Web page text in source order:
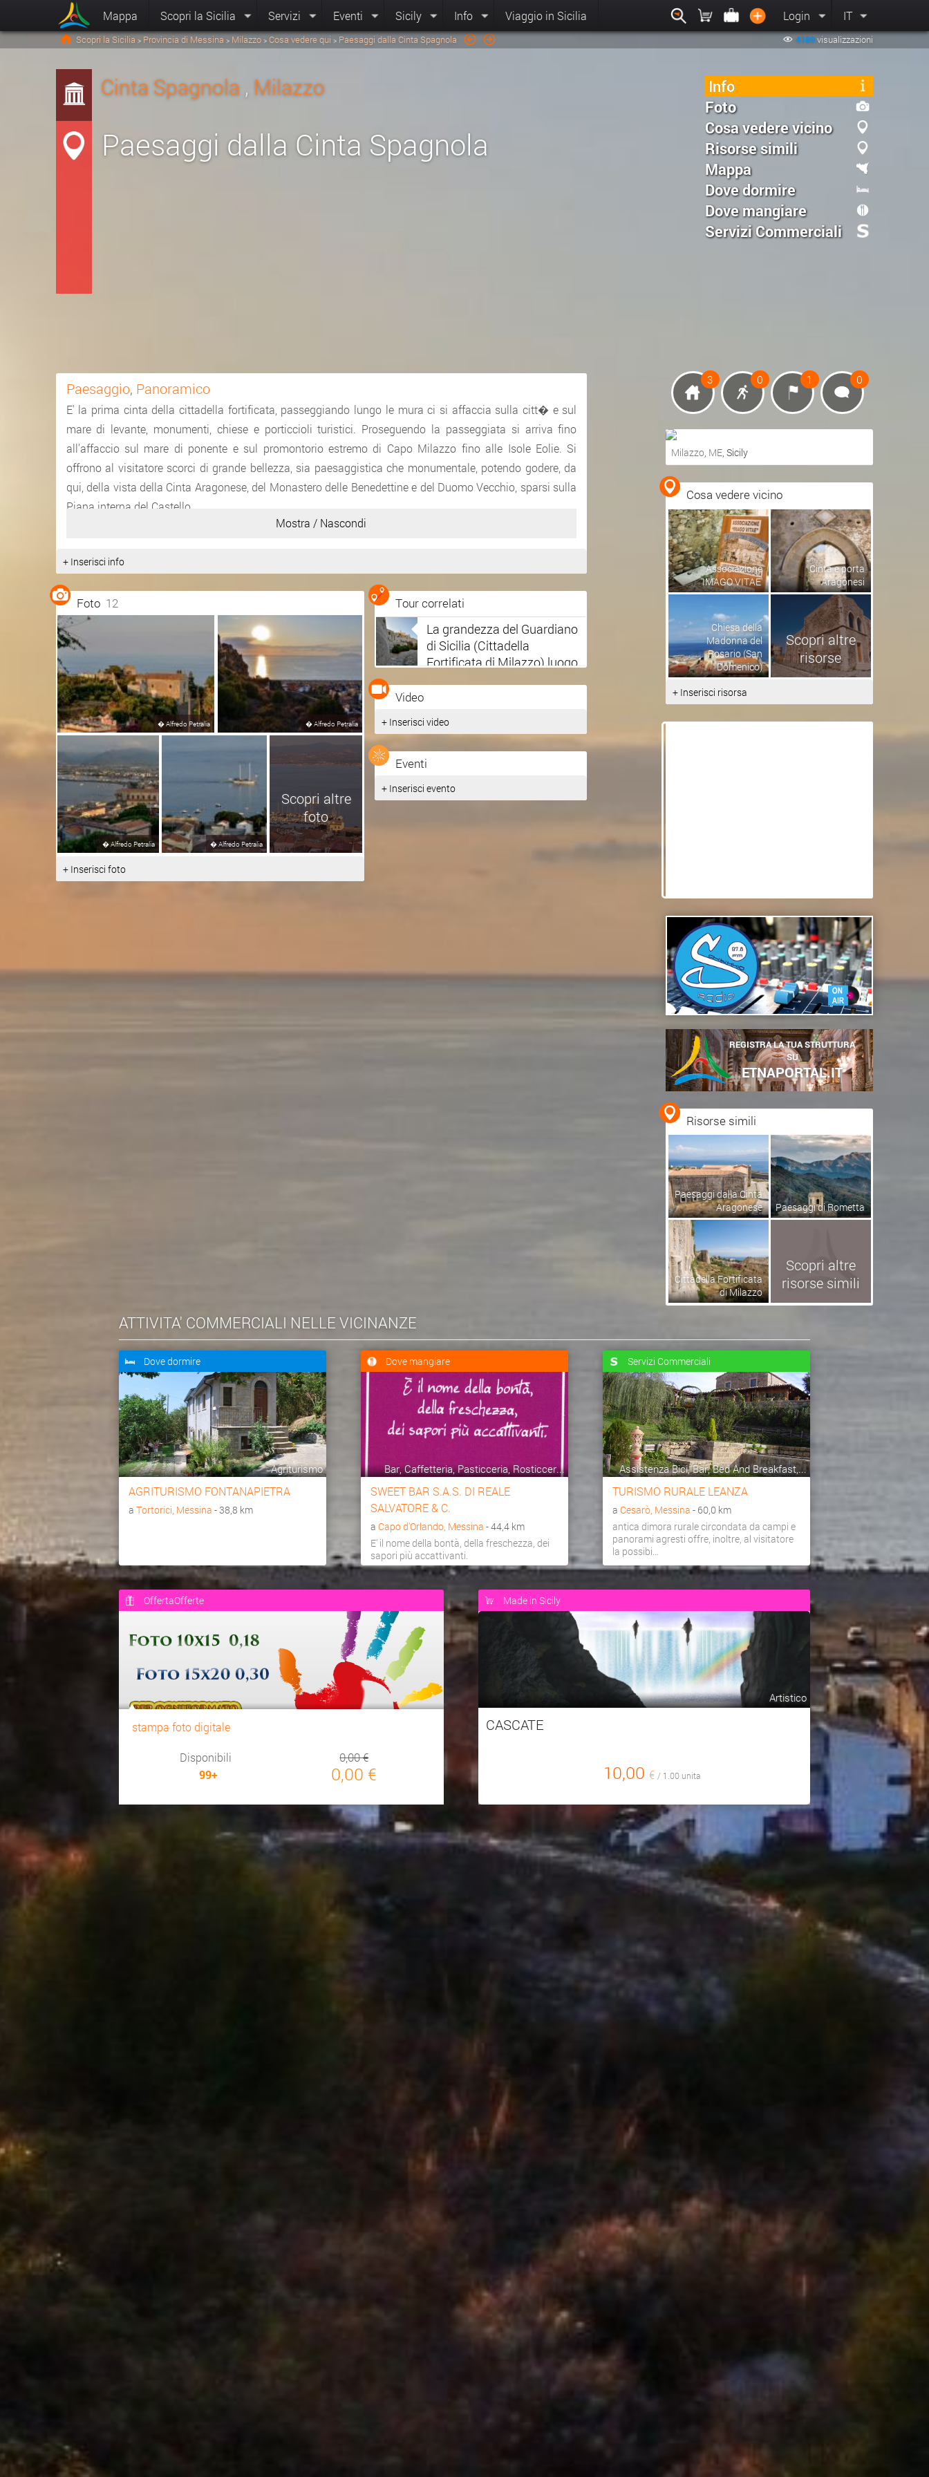
Mappa Scopri la Sicilia Servizi Eventi Sicily Info Viaggio in Sicilia Login IT
Scopri la Sicilia > Provincia di Messina > Milazzo > Cosa vedere qui > Paesaggi dalla Cinta Spagnola 4189visualizzazioni
Cinta Spagnola , Milazzo
Paesaggi dalla Cinta Spagnola
Info
Foto
Cosa vedere vicino
Risorse simili
Mappa
Dove dormire
Dove mangiare
Servizi Commerciali
Paesaggio, Panoramico
E' la prima cinta della cittadella fortificata, passeggiando lungo le mura ci si affaccia sulla citt� e sul
mare di levante, monumenti, chiese e porticcioli turistici. Proseguendo la passeggiata si arriva fino
all'affaccio sul mare di ponente e sul promontorio estremo di Capo Milazzo fino alle Isole Eolie. Si
offrono al visitatore scorci di grande bellezza, sia paesaggistica che monumentale, potendo godere, da
qui, della vista della Cinta Aragonese, del Monastero delle Benedettine e del Duomo Vecchio, sparsi sulla
Piana interna del Castello.
Mostra / Nascondi
+ Inserisci info
Foto 12
�Alfredo Petralia �Alfredo Petralia
�Alfredo Petralia �Alfredo Petralia
Scopri altre
foto
+ Inserisci foto
Tour correlati
La grandezza del Guardiano
di Sicilia (Cittadella
Fortificata di Milazzo) luogo
Video
+ Inserisci video
Eventi
+ Inserisci evento
3 0 1 0
Ottieni indicazioni stradali
Visualizza mappa
Milazzo, ME, Sicily
Cosa vedere vicino
Associazione
'IMAGO VITAE'
Cinta e porta
Aragonesi
Chiesa della
Madonna del
Rosario (San
Domenico)
Scopri altre
risorse
+ Inserisci risorsa
REGISTRA LA TUA STRUTTURA
SU
ETNAPORTAL.IT
Risorse simili
Paesaggi dalla Cinta
Aragonese
Paesaggi di Rometta
Cittadella Fortificata
di Milazzo
Scopri altre
risorse simili
ATTIVITA' COMMERCIALI NELLE VICINANZE
Dove dormire
Agriturismo
AGRITURISMO FONTANAPIETRA
a Tortorici, Messina - 38,8 km
Dove mangiare
Bar, Caffetteria, Pasticceria, Rosticcer...
SWEET BAR S.A.S. DI REALE
SALVATORE & C.
a Capo d'Orlando, Messina - 44,4 km
E' il nome della bontà, della freschezza, dei
sapori più accattivanti.
Servizi Commerciali
Assistenza Bici, Bar, Bed And Breakfast,...
TURISMO RURALE LEANZA
a Cesarò, Messina - 60,0 km
antica dimora rurale circondata da campi e
panorami agresti offre, inoltre, al visitatore
la possibi...
OffertaOfferte
stampa foto digitale
Disponibili
99+
0,00 €
0,00 €
Made in Sicily
Artistico
CASCATE
10,00 € / 1.00 unita